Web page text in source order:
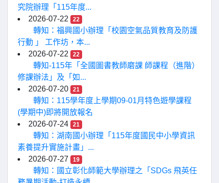
究院辦理「115年度...
2026-07-22
22
轉知：福興國小辦理「校園空氣品質教育及防護
行動 」 工作坊，本...
2026-07-22
22
轉知-115年「全國圖書教師磨課 師課程（進階）
修課辦法」及「如...
2026-07-20
21
轉知：115學年度上學期09-01月特色遊學課程
(學期中)即將開放報名
2026-07-24
21
轉知：湖南國小辦理「115年度國民中小學資訊
素養提升實施計畫」...
2026-07-27
19
轉知：國立彰化師範大學辦理之「SDGs 飛英任